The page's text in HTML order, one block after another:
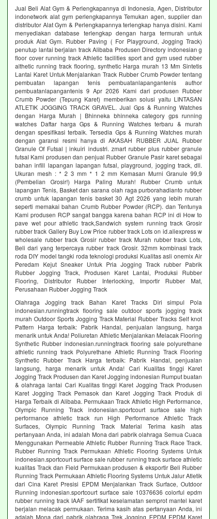
Jual Beli Alat Gym & Perlengkapannya di Indonesia, Agen, Distributor
indonetwork alat gym perlengkapannya Temukan agen, supplier dan
distributor Alat Gym & Perlengkapannya terlengkap hanya disini. Kami
menyediakan database terlengkap dengan harga termurah untuk
produk Alat Gym. Rubber Paving ( For Playground, Jogging Track)
penutup lantai berjalan track Alibaba Produsen Directory indonesian g
floor cover running track Athletic facilities sport and gym used rubber
althetic running track flooring, synthetic Harga murah 13 Mm Sintetis
Lantai Karet Untuk Menjalankan Track Rubber Crumb Powder tentang
pembuatan lapangan tenis pembuatanlapangantenis author
pembuatanlapangantenis 9 Apr 2026 Kami dari produsen Rubber
Crumb Powder (Tepung Karet) memberikan solusi yaitu LINTASAN
ATLETIK JOGGING TRACK GRAVEL. Jual Gps & Running Watches
dengan Harga Murah | Bhinneka bhinneka category gps running
watches Daftar harga Gps & Running Watches terbaru & murah
dengan spesifikasi terbaik. Tersedia Gps & Running Watches murah
dengan garansi resmi hanya di AKASAH RUBBER JUAL Rubber
Granule Of Futsal | inkuiri industri. zmart rubber plus rubber granule
futsal Kami produsen dan penjual Rubber Granule Pasir karet sebagai
bahan infill lapangan lapangan futsal, playground, jogging track, dll.
Ukuran mesh : * 2 3 mm * 1 2 mm Kemasan Murni Granule 99,9
(Pembelian Grosir!) Harga Paling Murah! Rubber Crumb untuk
lapangan Tenis, Basket dan sarana olah raga purborahadianto rubber
crumb untuk lapangan tenis basket 30 Agt 2026 yang lebih murah
seperti memakai bahan Crumb Rubber Powder (RCP). dan Tentunya
Kami produsen RCP sangat bangga karena bahan RCP ini di How to
pave wet pour athletic track,Sandwich system running track Grosir
rubber track Gallery Buy Low Price rubber track Lots on id.aliexpress w
wholesale rubber track Grosir rubber track Murah rubber track Lots,
Beli dari yang terpercaya rubber track Grosir. 32mm kombinasi track
roda DIY model tangki roda teknologi produksi Kualitas asli onemix Air
Peredam Kejut Sneaker Untuk Pria Jogging Track rubber Pabrik
Rubber Jogging Track, Produsen Karet Lantai, Produksi Rubber
Flooring, Distributor Rubber Interlocking, Importir Rubber Mat,
Perusahaan Rubber Jogging Track
Olahraga Jogging track Bahan Karet Tracks Diri simpul Pola
indonesian.runningtrack flooring sale outdoor sports jogging track
murah Outdoor Sports Jogging Track Material Rubber Tracks Self knot
Pattern Harga terbaik: Pabrik Handal, penjualan langsung, harga
menarik untuk Anda! Poliuretan Athletic Menjalankan Melacak Flooring
Synthetic Rubber indonesian.runningtrack flooring sale polyurethane
athletic running track Polyurethane Athletic Running Track Flooring
Synthetic Rubber Track Harga terbaik: Pabrik Handal, penjualan
langsung, harga menarik untuk Anda! Cari Kualitas tinggi Karet
Jogging Track Produsen dan Karet Jogging indonesian Rumput buatan
& olahraga lantai Cari Kualitas tinggi Karet Jogging Track Produsen
Karet Jogging Track Pemasok dan Karet Jogging Track Produk di
Harga Terbaik di Alibaba. Permukaan Track Athletic High Performance,
Olympic Running Track indonesian.sportcourt surface sale high
performance athletic track run High Performance Athletic Track
Surfaces, Olympic Running Track Material Terima kasih atas
pertanyaan Anda, ini adalah Mona dari pabrik olahraga Semua Cuaca
Menggunakan Permeable Athletic Rubber Running Track Race Track.
Rubber Running Track Permukaan Athletic Flooring Systems Untuk
indonesian.sportcourt surface sale rubber running track surface athletic
kualitas Track dan Field Permukaan produsen & eksportir Beli Rubber
Running Track Permukaan Athletic Flooring Systems Untuk Jalur Atletik
dari Cina Karet Presisi EPDM Menjalankan Track Surface, Outdoor
Running indonesian.sportcourt surface sale 10376636 colorful epdm
rubber running track IAAF sertifikat keselamatan semprot mantel karet
berjalan melacak permukaan. Terima kasih atas pertanyaan Anda, ini
adalah Mona dari pabrik olahraga Trek Jogging EPDM EPDM Karet